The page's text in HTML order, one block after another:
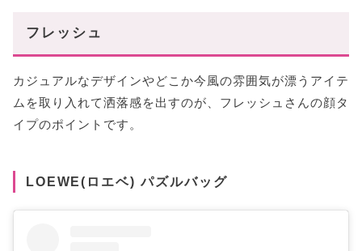
フレッシュ
カジュアルなデザインやどこか今風の雰囲気が漂うアイテ
ムを取り入れて洒落感を出すのが、フレッシュさんの顔タ
イプのポイントです。
LOEWE(ロエベ) パズルバッグ